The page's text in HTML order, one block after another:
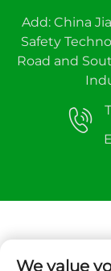
Add: China
Safety
Road and
We value